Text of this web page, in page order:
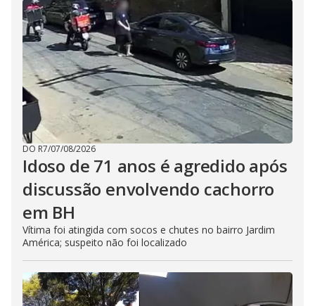
DO R7/07/08/2026
Idoso de 71 anos é agredido após
discussão envolvendo cachorro
em BH
Vítima foi atingida com socos e chutes no bairro Jardim
América; suspeito não foi localizado